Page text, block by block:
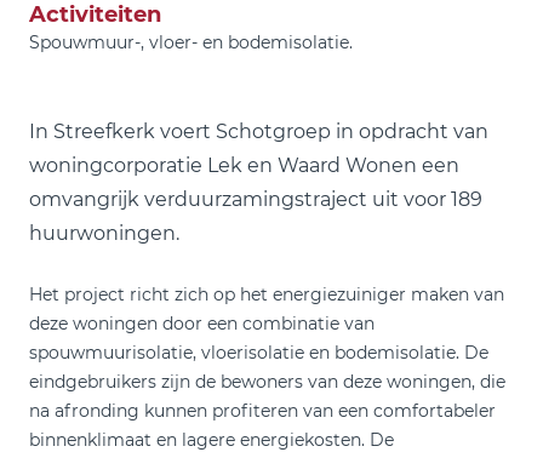
Activiteiten
Spouwmuur-, vloer- en bodemisolatie.
In Streefkerk voert Schotgroep in opdracht van
woningcorporatie Lek en Waard Wonen een
omvangrijk verduurzamingstraject uit voor 189
huurwoningen.
Het project richt zich op het energiezuiniger maken van
deze woningen door een combinatie van
spouwmuurisolatie, vloerisolatie en bodemisolatie. De
eindgebruikers zijn de bewoners van deze woningen, die
na afronding kunnen profiteren van een comfortabeler
binnenklimaat en lagere energiekosten. De